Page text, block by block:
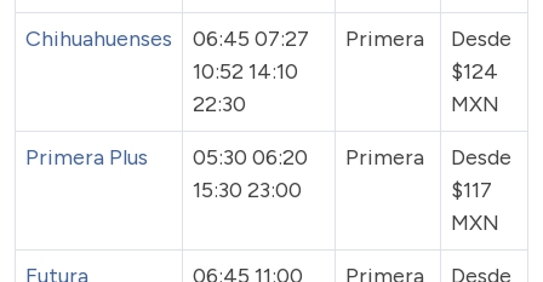
Chihuahuenses
06:45 07:27
10:52 14:10
22:30
Primera
Desde
$124
MXN
Primera Plus
05:30 06:20
15:30 23:00
Primera
Desde
$117
MXN
Futura
06:45 11:00
Primera
Desde